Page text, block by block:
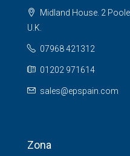
Midland House. 2
U.K.
07968 421312
01202 971614
sales@epspain.com
Zona